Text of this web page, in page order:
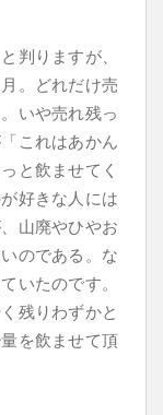
判りますが、
。どれだけ売
いや売れ残っ
これはあかん
と飲ませてく
好きな人には
山廃やひやお
のである。な
いたのです。
残りわずかと
を飲ませて頂